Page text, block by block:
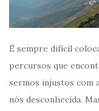
É sempre difícil
percursos que
sermos injustos com
nós desconhecida.